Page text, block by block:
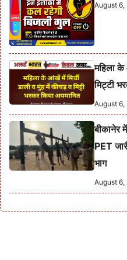
August 6,
महिला के
मिट्टी
August 6,
बीकानेर
PET
भाग
August 6,